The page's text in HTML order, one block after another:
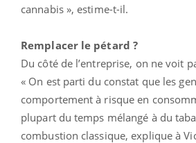
cannabis », estime-t-il.
Remplacer le pétard ?
Du côté de l’entreprise, on ne voit
« On est parti du constat que les
comportement à risque en
plupart du temps mélangé à du
combustion classique, explique à